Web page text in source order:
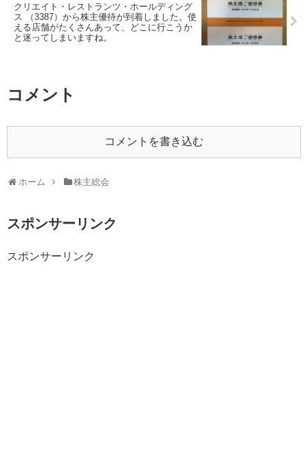
クリエイト・レストランツ・ホールディング
ス （3387）から株主優待が到着しました。使
える店舗がたくさんあって、どこに行こうか
と迷ってしまいますね。
コメント
コメントを書き込む
ホーム 株主総会
スポンサーリンク
スポンサーリンク